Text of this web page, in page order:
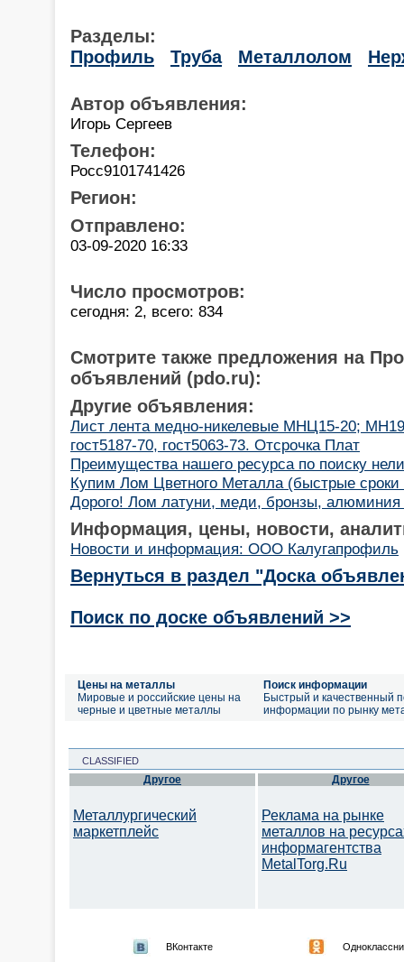
Разделы:
Профиль
Труба Металлолом
Автор объявления:
Игорь Сергеев
Телефон:
Росс9101741426
Регион:
Отправлено:
03-09-2020 16:33
Число просмотров:
сегодня: 2, всего: 834
Смотрите также предложения на
объявлений (pdo.ru):
Другие объявления:
Лист лента медно-никелевые МНЦ15-20;
гост5187-70, гост5063-73. Отсрочка Плат
Преимущества нашего ресурса по поиску
Купим Лом Цветного Металла (быстрые
Дорого! Лом латуни, меди, бронзы, алюминия
Информация, цены, новости,
Новости и информация: ООО Калугапрофиль
Вернуться в раздел "Доска
Поиск по доске объявлений >>
Цены на металлы
Мировые и российские цены на
черные и цветные металлы
Поиск информации
Быстрый и качественный
информации по рынку
CLASSIFIED
Другое
Металлургический
маркетплейс
Другое
Реклама на рынке
металлов на
информагентства
MetalTorg.Ru
ВКонтакте